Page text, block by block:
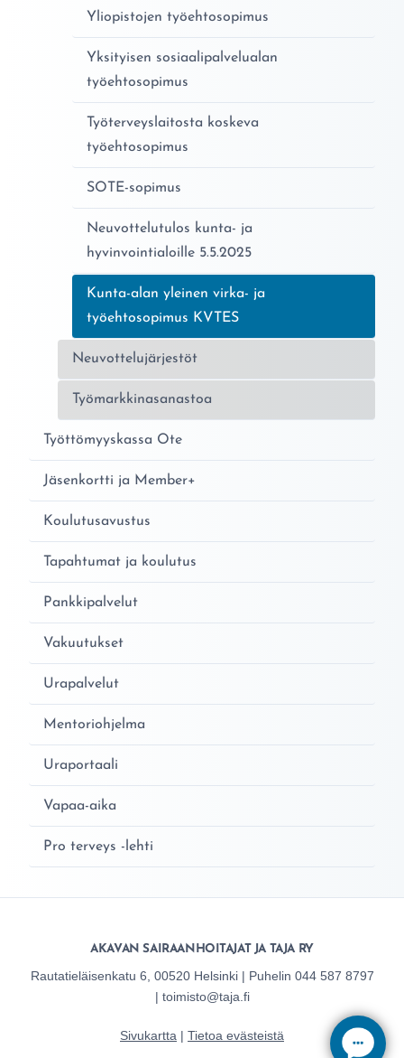
Yliopistojen työehtosopimus
Yksityisen sosiaalipalvelualan
työehtosopimus
Työterveyslaitosta koskeva
työehtosopimus
SOTE-sopimus
Neuvottelutulos kunta- ja
hyvinvointialoille 5.5.2025
Nykyinen sivu:
Kunta-alan yleinen virka- ja
työehtosopimus KVTES
Neuvottelujärjestöt
Työmarkkinasanastoa
Työttömyyskassa Ote
Jäsenkortti ja Member+
Koulutusavustus
Tapahtumat ja koulutus
Pankkipalvelut
Vakuutukset
Urapalvelut
Mentoriohjelma
Uraportaali
Vapaa-aika
Pro terveys -lehti
AKAVAN SAIRAANHOITAJAT JA TAJA RY
Rautatieläisenkatu 6, 00520 Helsinki | Puhelin 044 587 8797
| toimisto@taja.fi
Sivukartta Tietoa evästeistä